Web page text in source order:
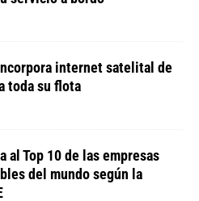
internet satelital de
toda su flota
al Top 10 de las empresas
del mundo según la